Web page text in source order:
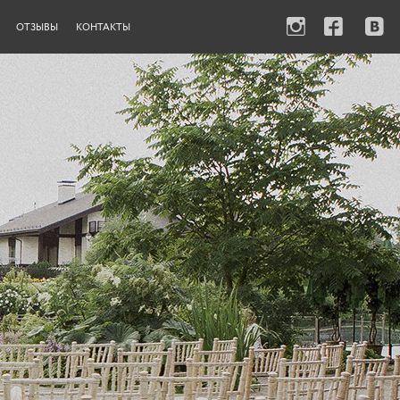
ОТЗЫВЫ КОНТАКТЫ